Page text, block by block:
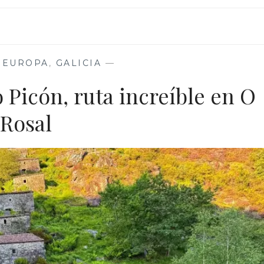
EUROPA , GALICIA —
Picón, ruta increíble en O
Rosal